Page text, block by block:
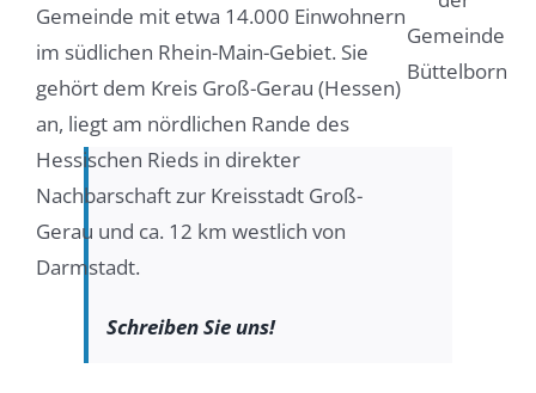
Gemeinde mit etwa 14.000 Einwohnern
im südlichen Rhein-Main-Gebiet. Sie
gehört dem Kreis Groß-Gerau (Hessen)
an, liegt am nördlichen Rande des
Hessischen Rieds in direkter
Nachbarschaft zur Kreisstadt Groß-
Gerau und ca. 12 km westlich von
Darmstadt.
Schreiben Sie uns!